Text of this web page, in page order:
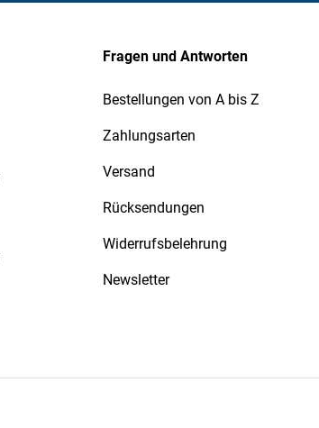
Fragen und Antworten
Bestellungen von A bis Z
Zahlungsarten
Versand
Rücksendungen
Widerrufsbelehrung
Newsletter